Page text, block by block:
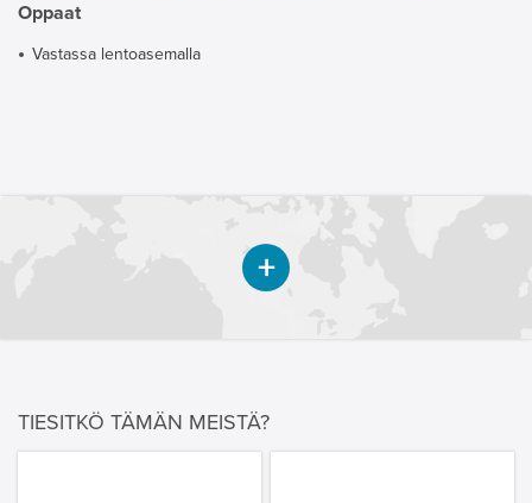
Oppaat
Vastassa lentoasemalla
TIESITKÖ TÄMÄN MEISTÄ?